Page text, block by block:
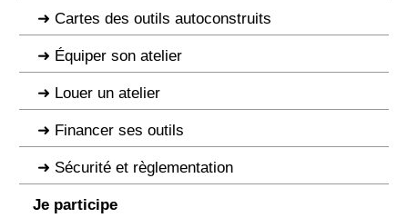
Cartes des outils autoconstruits
Équiper son atelier
Louer un atelier
Financer ses outils
Sécurité et règlementation
Je participe